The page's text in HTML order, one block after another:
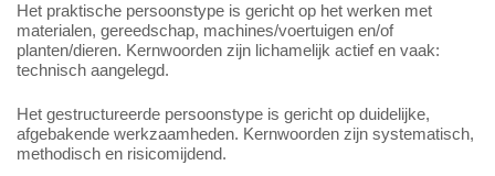
Het praktische persoonstype is gericht op het werken met
materialen, gereedschap, machines/voertuigen en/of
planten/dieren. Kernwoorden zijn lichamelijk actief en vaak:
technisch aangelegd.
Het gestructureerde persoonstype is gericht op duidelijke,
afgebakende werkzaamheden. Kernwoorden zijn systematisch,
methodisch en risicomijdend.